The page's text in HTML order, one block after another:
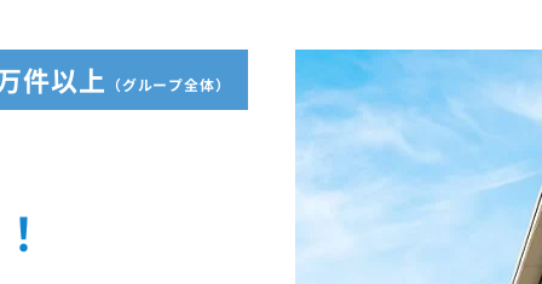
件以上 （グループ全体）